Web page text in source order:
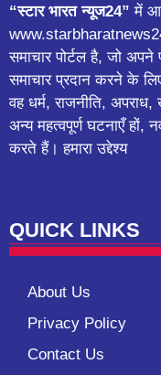
“स्टार भारत न्यूज24” में
समाचार पोर्टल है, जो अपने
समाचार प्रदान करने के
वह धर्म, राजनीति,
अन्य महत्वपूर्ण घटनाएँ हों,
करते हैं। हमारा उद्देश्य
QUICK LINKS
About Us
Privacy Policy
Contact Us